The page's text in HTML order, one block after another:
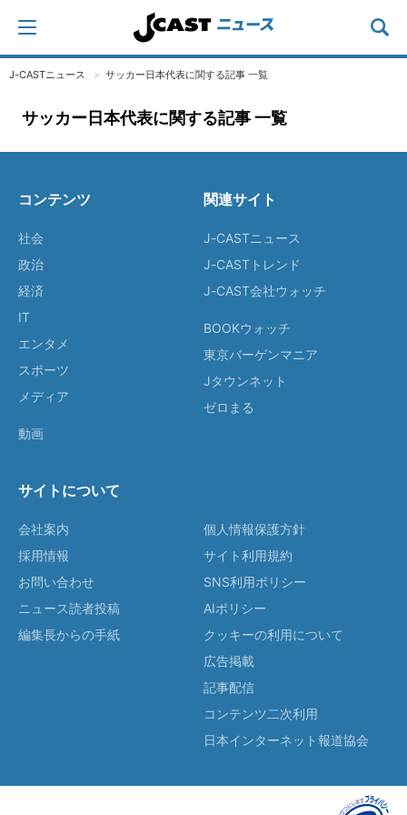
J-CASTニュース サッカー日本代表に関する記事 一覧
サッカー日本代表に関する記事 一覧
コンテンツ
社会
政治
経済
IT
エンタメ
スポーツ
メディア
動画
関連サイト
J-CASTニュース
J-CASTトレンド
J-CAST会社ウォッチ
BOOKウォッチ
東京バーゲンマニア
Jタウンネット
ゼロまる
サイトについて
会社案内
採用情報
お問い合わせ
ニュース読者投稿
編集長からの手紙
個人情報保護方針
サイト利用規約
SNS利用ポリシー
AIポリシー
クッキーの利用について
広告掲載
記事配信
コンテンツ二次利用
日本インターネット報道協会